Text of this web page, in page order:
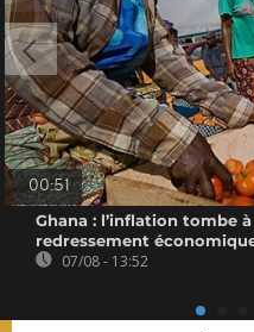
00:51
Ghana : l’inflation tombe
redressement
07/08 - 13:52